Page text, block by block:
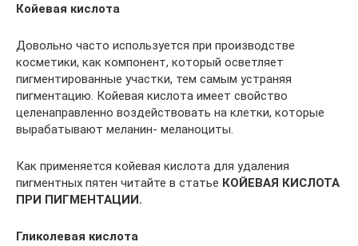
Койевая кислота
Довольно часто используется при производстве
косметики, как компонент, который осветляет
пигментированные участки, тем самым устраняя
пигментацию. Койевая кислота имеет свойство
целенаправленно воздействовать на клетки, которые
вырабатывают меланин- меланоциты.
Как применяется койевая кислота для удаления
пигментных пятен читайте в статье КОЙЕВАЯ КИСЛОТА
ПРИ ПИГМЕНТАЦИИ.
Гликолевая кислота